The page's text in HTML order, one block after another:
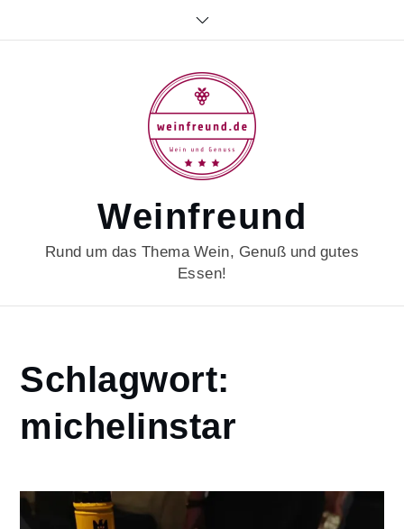
Weinfreund
Rund um das Thema Wein, Genuß und gutes
Essen!
Home
michelinstar
Schlagwort:
michelinstar